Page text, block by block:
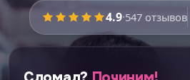
4.9·547 отзывов